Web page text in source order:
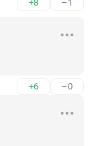
+8 –1
+6 –0